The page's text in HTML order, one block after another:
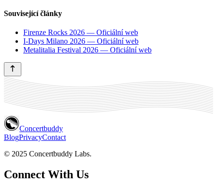
Související články
Firenze Rocks 2026 — Oficiální web
I-Days Milano 2026 — Oficiální web
Metalitalia Festival 2026 — Oficiální web
Concertbuddy
BlogPrivacyContact
© 2025 Concertbuddy Labs.
Connect With Us